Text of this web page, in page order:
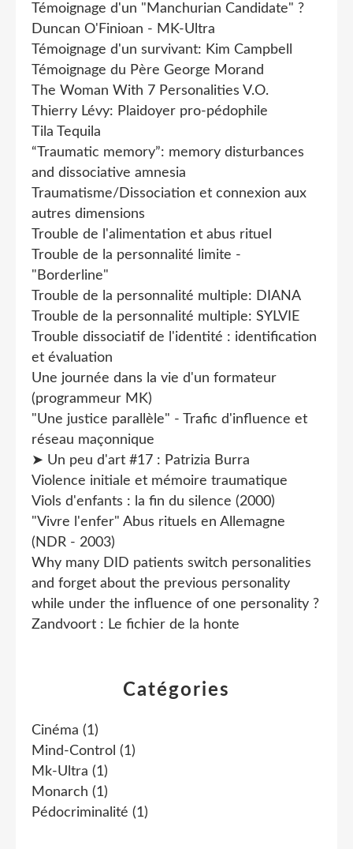
Catégories
Cinéma (1)
Mind-Control (1)
Mk-Ultra (1)
Monarch (1)
Pédocriminalité (1)
Témoignage d'un "Manchurian Candidate" ?
Duncan O'Finioan - MK-Ultra
Témoignage d'un survivant: Kim Campbell
Témoignage du Père George Morand
The Woman With 7 Personalities V.O.
Thierry Lévy: Plaidoyer pro-pédophile
Tila Tequila
“Traumatic memory”: memory disturbances
and dissociative amnesia
Traumatisme/Dissociation et connexion aux
autres dimensions
Trouble de l'alimentation et abus rituel
Trouble de la personnalité limite -
"Borderline"
Trouble de la personnalité multiple: DIANA
Trouble de la personnalité multiple: SYLVIE
Trouble dissociatif de l'identité : identification
et évaluation
Une journée dans la vie d'un formateur
(programmeur MK)
"Une justice parallèle" - Trafic d'influence et
réseau maçonnique
➤ Un peu d'art #17 : Patrizia Burra
Violence initiale et mémoire traumatique
Viols d'enfants : la fin du silence (2000)
"Vivre l'enfer" Abus rituels en Allemagne
(NDR - 2003)
Why many DID patients switch personalities
and forget about the previous personality
while under the influence of one personality ?
Zandvoort : Le fichier de la honte